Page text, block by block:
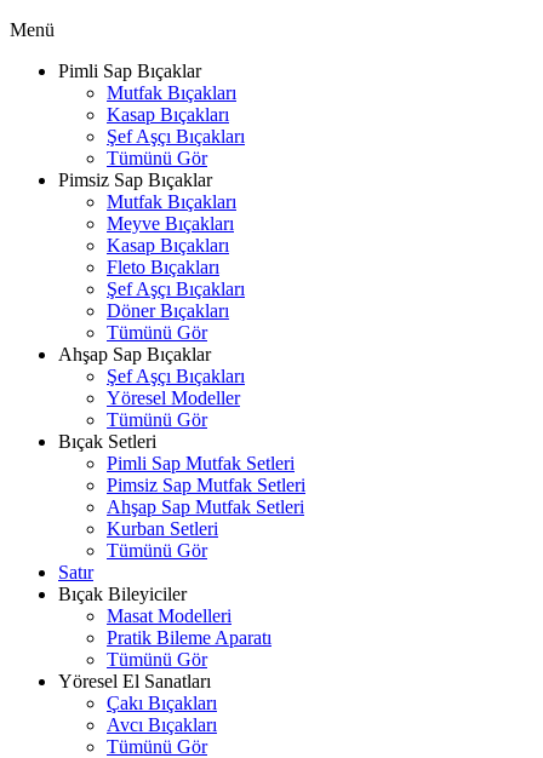
Menü
Pimli Sap Bıçaklar
Mutfak Bıçakları
Kasap Bıçakları
Şef Aşçı Bıçakları
Tümünü Gör
Pimsiz Sap Bıçaklar
Mutfak Bıçakları
Meyve Bıçakları
Kasap Bıçakları
Fleto Bıçakları
Şef Aşçı Bıçakları
Döner Bıçakları
Tümünü Gör
Ahşap Sap Bıçaklar
Şef Aşçı Bıçakları
Yöresel Modeller
Tümünü Gör
Bıçak Setleri
Pimli Sap Mutfak Setleri
Pimsiz Sap Mutfak Setleri
Ahşap Sap Mutfak Setleri
Kurban Setleri
Tümünü Gör
Satır
Bıçak Bileyiciler
Masat Modelleri
Pratik Bileme Aparatı
Tümünü Gör
Yöresel El Sanatları
Çakı Bıçakları
Avcı Bıçakları
Tümünü Gör